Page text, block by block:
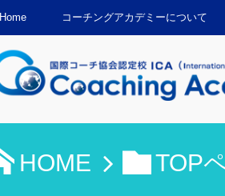
Home コーチングアカデミーについて
HOME TOP